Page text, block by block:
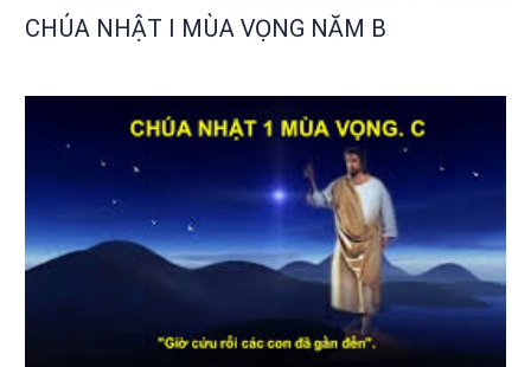
CHÚA NHẬT I MÙA VỌNG NĂM B